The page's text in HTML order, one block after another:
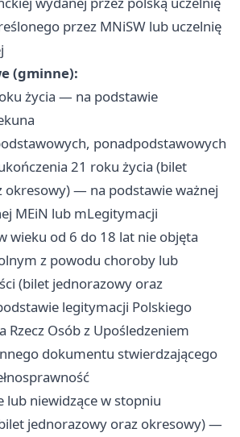
przez MNiSW lub uczelnię
(gminne):
życia — na podstawie
ponadpodstawowych
21 roku życia (bilet
okresowy) — na podstawie ważnej
MEiN lub mLegitymacji
wieku od 6 do 18 lat nie objęta
z powodu choroby lub
(bilet jednorazowy oraz
legitymacji Polskiego
Rzecz Osób z Upośledzeniem
dokumentu stwierdzającego
lub niewidzące w stopniu
jednorazowy oraz okresowy) —